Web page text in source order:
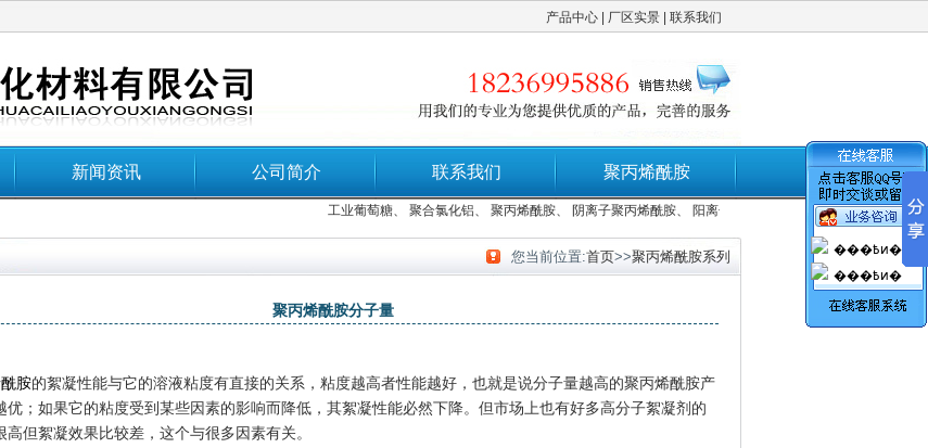
产品中心 厂区实景 联系我们
新闻资讯 公司简介 联系我们 聚丙烯酰胺
工业葡萄糖、 聚合氯化铝、 聚丙烯酰胺、 阴离子聚丙烯酰胺、 阳离子聚丙烯酰胺 非离子聚丙烯酰胺
您当前位置:首页>>聚丙烯酰胺系列
聚丙烯酰胺分子量
胺的絮凝性能与它的溶液粘度有直接的关系，粘度越高者性能越好，也就是说分子量越高的聚丙烯酰胺产
优；如果它的粘度受到某些因素的影响而降低，其絮凝性能必然下降。但市场上也有好多高分子絮凝剂的
高但絮凝效果比较差，这个与很多因素有关。
���߿ͷ�
���߿ͷ�